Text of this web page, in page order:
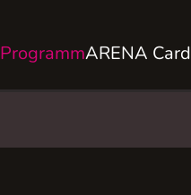
ProgrammARENA Card